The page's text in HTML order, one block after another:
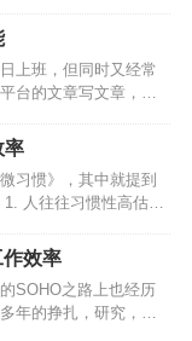
一块同样大小的广告
的裁缝。”看到这里，
”不料，那老板却来
有浓厚的学生思维，
对立。灵活的人，思
本质，更不会轻易受
知道，只有一把手说
你，即使你能力一
点就是， 抓住关键少
…
上班，但同时又经常
台的文章写文章，每
两天一本书的节奏。
呢？今天在2016年下
的时间管理心得同时
工作法》，总结六
2.管理你的四象限：重
不重要不紧急3.专注
会休息，养…
率
习惯》，其中就提到
人往往习惯性高估短
强无数倍；3. 相比在
做一件事，累积起来
效率的方法，总结起
每天从总结开始，到计
效率
SOHO之路上也经历
年的挣扎，研究，学